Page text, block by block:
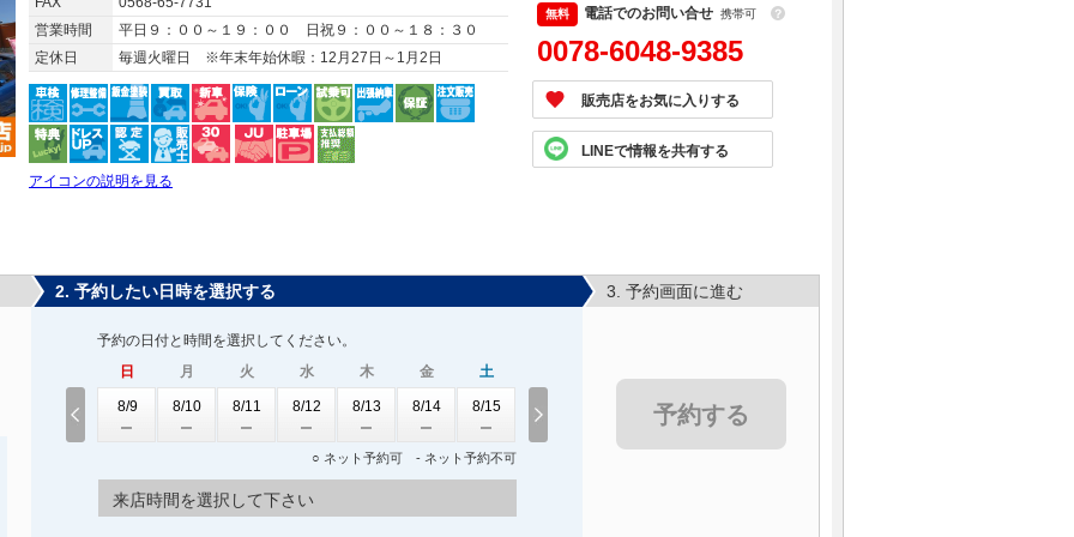
営業時間
平日９：００～１９：００ 日祝９：００～１８：３０
定休日
毎週火曜日 ※年末年始休暇：12月27日～1月2日
アイコンの説明を見る
電話でのお問い合せ 携帯可 ？
0078-6048-9385
販売店をお気に入りする
LINEで情報を共有する
2. 予約したい日時を選択する
予約の日付と時間を選択してください。
日
8/9
月
8/10
火
8/11
水
8/12
木
8/13
金
8/14
土
8/15
○ ネット予約可 - ネット予約不可
来店時間を選択して下さい
3. 予約画面に進む
予約する